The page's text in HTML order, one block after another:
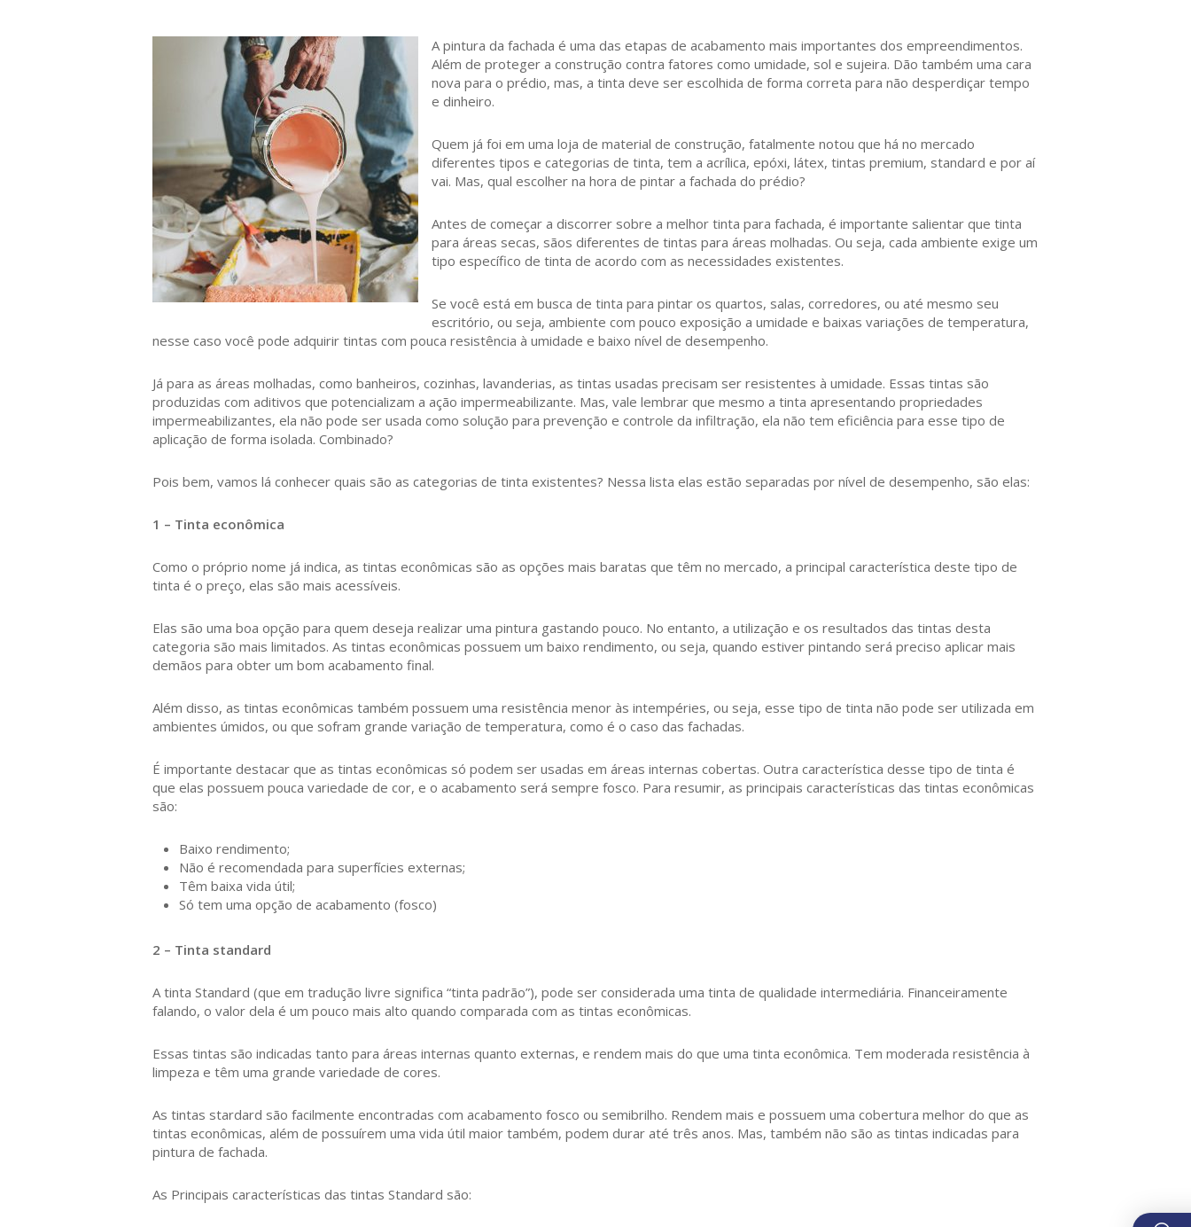
A pintura da fachada é uma das etapas de acabamento mais importantes dos empreendimentos.
Além de proteger a construção contra fatores como umidade, sol e sujeira. Dão também uma cara
nova para o prédio, mas, a tinta deve ser escolhida de forma correta para não desperdiçar tempo
e dinheiro.
Quem já foi em uma loja de material de construção, fatalmente notou que há no mercado
diferentes tipos e categorias de tinta, tem a acrílica, epóxi, látex, tintas premium, standard e por aí
vai. Mas, qual escolher na hora de pintar a fachada do prédio?
Antes de começar a discorrer sobre a melhor tinta para fachada, é importante salientar que tinta
para áreas secas, sãos diferentes de tintas para áreas molhadas. Ou seja, cada ambiente exige um
tipo específico de tinta de acordo com as necessidades existentes.
Se você está em busca de tinta para pintar os quartos, salas, corredores, ou até mesmo seu
escritório, ou seja, ambiente com pouco exposição a umidade e baixas variações de temperatura,
nesse caso você pode adquirir tintas com pouca resistência à umidade e baixo nível de desempenho.
Já para as áreas molhadas, como banheiros, cozinhas, lavanderias, as tintas usadas precisam ser resistentes à umidade. Essas tintas são
produzidas com aditivos que potencializam a ação impermeabilizante. Mas, vale lembrar que mesmo a tinta apresentando propriedades
impermeabilizantes, ela não pode ser usada como solução para prevenção e controle da infiltração, ela não tem eficiência para esse tipo de
aplicação de forma isolada. Combinado?
Pois bem, vamos lá conhecer quais são as categorias de tinta existentes? Nessa lista elas estão separadas por nível de desempenho, são elas:
1 – Tinta econômica
Como o próprio nome já indica, as tintas econômicas são as opções mais baratas que têm no mercado, a principal característica deste tipo de
tinta é o preço, elas são mais acessíveis.
Elas são uma boa opção para quem deseja realizar uma pintura gastando pouco. No entanto, a utilização e os resultados das tintas desta
categoria são mais limitados. As tintas econômicas possuem um baixo rendimento, ou seja, quando estiver pintando será preciso aplicar mais
demãos para obter um bom acabamento final.
Além disso, as tintas econômicas também possuem uma resistência menor às intempéries, ou seja, esse tipo de tinta não pode ser utilizada em
ambientes úmidos, ou que sofram grande variação de temperatura, como é o caso das fachadas.
É importante destacar que as tintas econômicas só podem ser usadas em áreas internas cobertas. Outra característica desse tipo de tinta é
que elas possuem pouca variedade de cor, e o acabamento será sempre fosco. Para resumir, as principais características das tintas econômicas
são:
Baixo rendimento;
Não é recomendada para superfícies externas;
Têm baixa vida útil;
Só tem uma opção de acabamento (fosco)
2 – Tinta standard
A tinta Standard (que em tradução livre significa “tinta padrão”), pode ser considerada uma tinta de qualidade intermediária. Financeiramente
falando, o valor dela é um pouco mais alto quando comparada com as tintas econômicas.
Essas tintas são indicadas tanto para áreas internas quanto externas, e rendem mais do que uma tinta econômica. Tem moderada resistência à
limpeza e têm uma grande variedade de cores.
As tintas stardard são facilmente encontradas com acabamento fosco ou semibrilho. Rendem mais e possuem uma cobertura melhor do que as
tintas econômicas, além de possuírem uma vida útil maior também, podem durar até três anos. Mas, também não são as tintas indicadas para
pintura de fachada.
As Principais características das tintas Standard são: